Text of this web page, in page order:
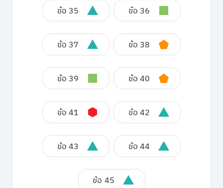
ข้อ 35 ข้อ 36
ข้อ 37 ข้อ 38
ข้อ 39 ข้อ 40
ข้อ 41 ข้อ 42
ข้อ 43 ข้อ 44
ข้อ 45